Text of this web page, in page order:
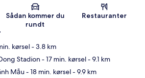
Kort
Sådan kommer du
rundt
Restauranter
kørsel- 3.8 km
Stadion- 17 min. kørsel- 9.1 km
Mẫu- 18 min. kørsel- 9.9 km